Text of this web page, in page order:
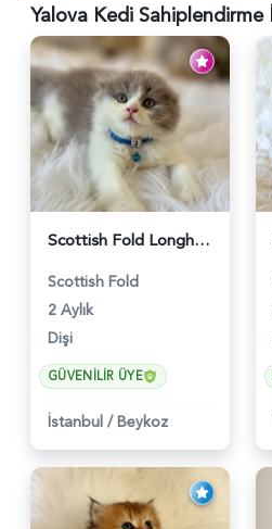
Yalova Kedi Sahiplendirme
Scottish Fold Longhair Lilac Bi Color 2 Aylık - 5908
Scottish Fold
2 Aylık
Dişi
GÜVENILIR ÜYE
İstanbul / Beykoz